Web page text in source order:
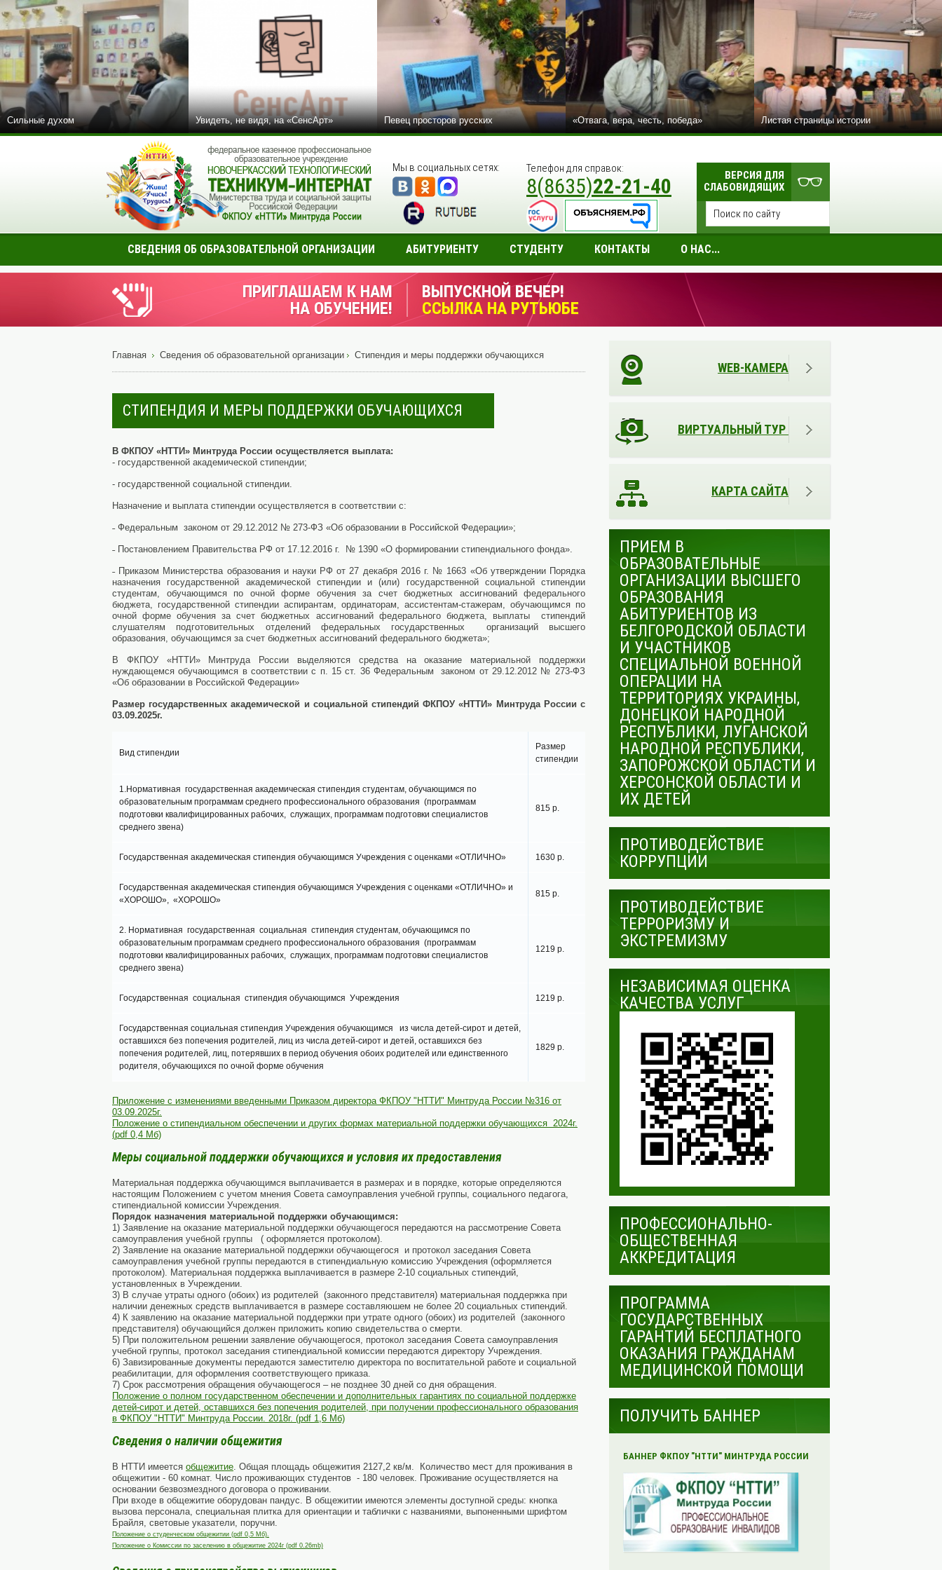
Сильные духом Увидеть, не видя, на «СенсАрт» Певец просторов русских «Отвага, вера, честь, победа» Листая страницы истории
Мы в социальных сетях: Телефон для справок:
8(8635)22-21-40
ВЕРСИЯ ДЛЯ
СЛАБОВИДЯЩИХ
СВЕДЕНИЯ ОБ ОБРАЗОВАТЕЛЬНОЙ ОРГАНИЗАЦИИ АБИТУРИЕНТУ СТУДЕНТУ КОНТАКТЫ О НАС...
ПРИГЛАШАЕМ К НАМ
НА ОБУЧЕНИЕ!
ВЫПУСКНОЙ ВЕЧЕР!
ССЫЛКА НА РУТЬЮБЕ
Главная Сведения об образовательной организации Стипендия и меры поддержки обучающихся
СТИПЕНДИЯ И МЕРЫ ПОДДЕРЖКИ ОБУЧАЮЩИХСЯ
В ФКПОУ «НТТИ» Минтруда России осуществляется выплата:
- государственной академической стипендии;
- государственной социальной стипендии.
Назначение и выплата стипендии осуществляется в соответствии с:
˗ Федеральным законом от 29.12.2012 № 273-ФЗ «Об образовании в Российской Федерации»;
˗ Постановлением Правительства РФ от 17.12.2016 г. № 1390 «О формировании стипендиального фонда».
˗ Приказом Министерства образования и науки РФ от 27 декабря 2016 г. № 1663 «Об утверждении Порядка
назначения государственной академической стипендии и (или) государственной социальной стипендии
студентам, обучающимся по очной форме обучения за счет бюджетных ассигнований федерального
бюджета, государственной стипендии аспирантам, ординаторам, ассистентам-стажерам, обучающимся по
очной форме обучения за счет бюджетных ассигнований федерального бюджета, выплаты стипендий
слушателям подготовительных отделений федеральных государственных организаций высшего
образования, обучающимся за счет бюджетных ассигнований федерального бюджета»;
В ФКПОУ «НТТИ» Минтруда России выделяются средства на оказание материальной поддержки
нуждающемся обучающимся в соответствии с п. 15 ст. 36 Федеральным законом от 29.12.2012 № 273-ФЗ
«Об образовании в Российской Федерации»
Размер государственных академической и социальной стипендий ФКПОУ «НТТИ» Минтруда России с
03.09.2025г.
Вид стипендии
Размер
стипендии
1.Нормативная государственная академическая стипендия студентам, обучающимся по
образовательным программам среднего профессионального образования (программам
подготовки квалифицированных рабочих, служащих, программам подготовки специалистов
среднего звена)
815 р.
Государственная академическая стипендия обучающимся Учреждения с оценками «ОТЛИЧНО» 1630 р.
Государственная академическая стипендия обучающимся Учреждения с оценками «ОТЛИЧНО» и
«ХОРОШО», «ХОРОШО»
815 р.
2. Нормативная государственная социальная стипендия студентам, обучающимся по
образовательным программам среднего профессионального образования (программам
подготовки квалифицированных рабочих, служащих, программам подготовки специалистов
среднего звена)
1219 р.
Государственная социальная стипендия обучающимся Учреждения 1219 р.
Государственная социальная стипендия Учреждения обучающимся из числа детей-сирот и детей,
оставшихся без попечения родителей, лиц из числа детей-сирот и детей, оставшихся без
попечения родителей, лиц, потерявших в период обучения обоих родителей или единственного
родителя, обучающихся по очной форме обучения
1829 р.
Приложение с изменениями введенными Приказом директора ФКПОУ "НТТИ" Минтруда России №316 от
03.09.2025г.
Положение о стипендиальном обеспечении и других формах материальной поддержки обучающихся 2024г.
(pdf 0,4 Мб)
Меры социальной поддержки обучающихся и условия их предоставления
Материальная поддержка обучающимся выплачивается в размерах и в порядке, которые определяются
настоящим Положением с учетом мнения Совета самоуправления учебной группы, социального педагога,
стипендиальной комиссии Учреждения.
Порядок назначения материальной поддержки обучающимся:
1) Заявление на оказание материальной поддержки обучающегося передаются на рассмотрение Совета
самоуправления учебной группы ( оформляется протоколом).
2) Заявление на оказание материальной поддержки обучающегося и протокол заседания Совета
самоуправления учебной группы передаются в стипендиальную комиссию Учреждения (оформляется
протоколом). Материальная поддержка выплачивается в размере 2-10 социальных стипендий,
установленных в Учреждении.
3) В случае утраты одного (обоих) из родителей (законного представителя) материальная поддержка при
наличии денежных средств выплачивается в размере составляюшем не более 20 социальных стипендий.
4) К заявлению на оказание материальной поддержки при утрате одного (обоих) из родителей (законного
представителя) обучающийся должен приложить копию свидетельства о смерти.
5) При положительном решении заявление обучающегося, протокол заседания Совета самоуправления
учебной группы, протокол заседания стипендиальной комиссии передаются директору Учреждения.
6) Завизированные документы передаются заместителю директора по воспитательной работе и социальной
реабилитации, для оформления соответствующего приказа.
7) Срок рассмотрения обращения обучающегося – не позднее 30 дней со дня обращения.
Положение о полном государственном обеспечении и дополнительных гарантиях по социальной поддержке
детей-сирот и детей, оставшихся без попечения родителей, при получении профессионального образования
в ФКПОУ "НТТИ" Минтруда России. 2018г. (pdf 1,6 Мб)
Сведения о наличии общежития
В НТТИ имеется общежитие. Общая площадь общежития 2127,2 кв/м. Количество мест для проживания в
общежитии - 60 комнат. Число проживающих студентов - 180 человек. Проживание осуществляется на
основании безвозмездного договора о проживании.
При входе в общежитие оборудован пандус. В общежитии имеются элементы доступной среды: кнопка
вызова персонала, специальная плитка для ориентации и таблички с названиями, выпоненными шрифтом
Брайля, световые указатели, поручни.
Положение о студенческом общежитии (pdf 0,5 Мб).
Положение о Комиссии по заселению в общежитие 2024г (pdf 0.26mb)
WEB-КАМЕРА
ВИРТУАЛЬНЫЙ ТУР
КАРТА САЙТА
ПРИЕМ В
ОБРАЗОВАТЕЛЬНЫЕ
ОРГАНИЗАЦИИ ВЫСШЕГО
ОБРАЗОВАНИЯ
АБИТУРИЕНТОВ ИЗ
БЕЛГОРОДСКОЙ ОБЛАСТИ
И УЧАСТНИКОВ
СПЕЦИАЛЬНОЙ ВОЕННОЙ
ОПЕРАЦИИ НА
ТЕРРИТОРИЯХ УКРАИНЫ,
ДОНЕЦКОЙ НАРОДНОЙ
РЕСПУБЛИКИ, ЛУГАНСКОЙ
НАРОДНОЙ РЕСПУБЛИКИ,
ЗАПОРОЖСКОЙ ОБЛАСТИ И
ХЕРСОНСКОЙ ОБЛАСТИ И
ИХ ДЕТЕЙ
ПРОТИВОДЕЙСТВИЕ
КОРРУПЦИИ
ПРОТИВОДЕЙСТВИЕ
ТЕРРОРИЗМУ И
ЭКСТРЕМИЗМУ
НЕЗАВИСИМАЯ ОЦЕНКА
КАЧЕСТВА УСЛУГ
ПРОФЕССИОНАЛЬНО-
ОБЩЕСТВЕННАЯ
АККРЕДИТАЦИЯ
ПРОГРАММА
ГОСУДАРСТВЕННЫХ
ГАРАНТИЙ БЕСПЛАТНОГО
ОКАЗАНИЯ ГРАЖДАНАМ
МЕДИЦИНСКОЙ ПОМОЩИ
ПОЛУЧИТЬ БАННЕР
БАННЕР ФКПОУ "НТТИ" МИНТРУДА РОССИИ